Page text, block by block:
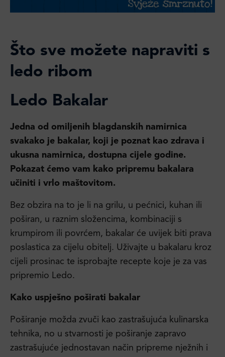
Što sve možete napraviti s
ledo ribom
Ledo Bakalar
Jedna od omiljenih blagdanskih namirnica
svakako je bakalar, koji je poznat kao zdrava i
ukusna namirnica, dostupna cijele godine.
Pokazat ćemo vam kako pripremu bakalara
učiniti i vrlo maštovitom.
Bez obzira na to je li na grilu, u pećnici, kuhan ili
poširan, u raznim složencima, kombinaciji s
krumpirom ili povrćem, bakalar će uvijek biti prava
poslastica za cijelu obitelj. Uživajte u bakalaru kroz
cijeli prosinac te isprobajte recepte koje je za vas
pripremio Ledo.
Kako uspješno poširati bakalar
Poširanje možda zvuči kao zastrašujuća kulinarska
tehnika, no u stvarnosti je poširanje zapravo
zastrašujuće jednostavan način pripreme nježnih i